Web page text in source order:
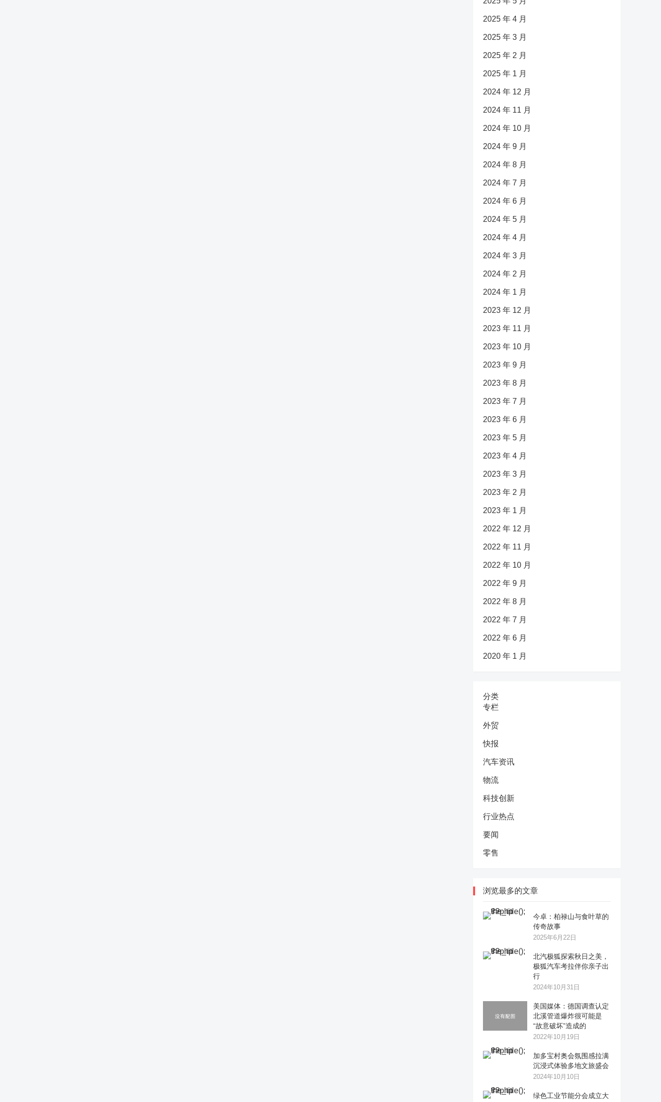
2025 年 4 月
2025 年 3 月
2025 年 2 月
2025 年 1 月
2024 年 12 月
2024 年 11 月
2024 年 10 月
2024 年 9 月
2024 年 8 月
2024 年 7 月
2024 年 6 月
2024 年 5 月
2024 年 4 月
2024 年 3 月
2024 年 2 月
2024 年 1 月
2023 年 12 月
2023 年 11 月
2023 年 10 月
2023 年 9 月
2023 年 8 月
2023 年 7 月
2023 年 6 月
2023 年 5 月
2023 年 4 月
2023 年 3 月
2023 年 2 月
2023 年 1 月
2022 年 12 月
2022 年 11 月
2022 年 10 月
2022 年 9 月
2022 年 8 月
2022 年 7 月
2022 年 6 月
2020 年 1 月
分类
专栏
外贸
快报
汽车资讯
物流
科技创新
行业热点
要闻
零售
浏览最多的文章
今卓：柏禄山与食叶草的
传奇故事
2025年6月22日
​北汽极狐探索秋日之美，
极狐汽车考拉伴你亲子出
行
2024年10月31日
美国媒体：德国调查认定
北溪管道爆炸很可能是
“故意破坏”造成的
2022年10月19日
加多宝村奥会氛围感拉满
沉浸式体验多地文旅盛会
2024年10月10日
绿色工业节能分会成立大